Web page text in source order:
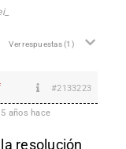
Ver respuestas(1)
#2133223
5 años hace
resolución